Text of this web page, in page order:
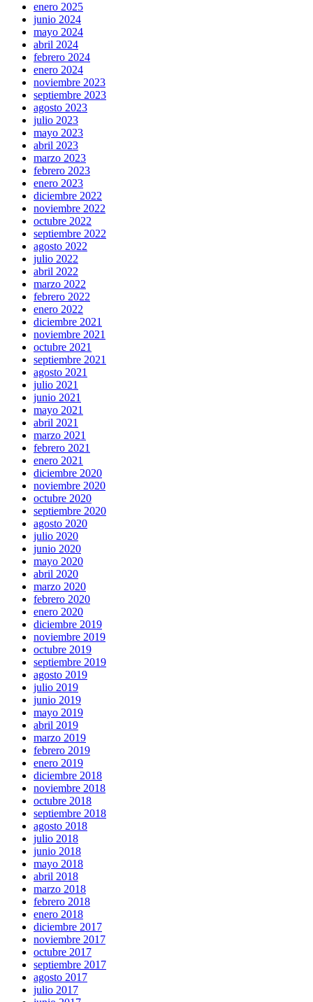
enero 2025
junio 2024
mayo 2024
abril 2024
febrero 2024
enero 2024
noviembre 2023
septiembre 2023
agosto 2023
julio 2023
mayo 2023
abril 2023
marzo 2023
febrero 2023
enero 2023
diciembre 2022
noviembre 2022
octubre 2022
septiembre 2022
agosto 2022
julio 2022
abril 2022
marzo 2022
febrero 2022
enero 2022
diciembre 2021
noviembre 2021
octubre 2021
septiembre 2021
agosto 2021
julio 2021
junio 2021
mayo 2021
abril 2021
marzo 2021
febrero 2021
enero 2021
diciembre 2020
noviembre 2020
octubre 2020
septiembre 2020
agosto 2020
julio 2020
junio 2020
mayo 2020
abril 2020
marzo 2020
febrero 2020
enero 2020
diciembre 2019
noviembre 2019
octubre 2019
septiembre 2019
agosto 2019
julio 2019
junio 2019
mayo 2019
abril 2019
marzo 2019
febrero 2019
enero 2019
diciembre 2018
noviembre 2018
octubre 2018
septiembre 2018
agosto 2018
julio 2018
junio 2018
mayo 2018
abril 2018
marzo 2018
febrero 2018
enero 2018
diciembre 2017
noviembre 2017
octubre 2017
septiembre 2017
agosto 2017
julio 2017